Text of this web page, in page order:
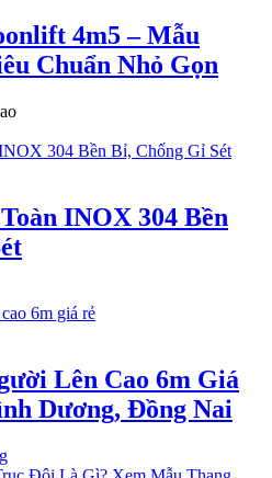
4m5 – Mẫu
Chuẩn Nhỏ Gọn
INOX 304 Bền
Lên Cao 6m Giá
Dương, Đồng Nai